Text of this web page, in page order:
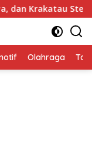
Krakatau Steel
Olahraga